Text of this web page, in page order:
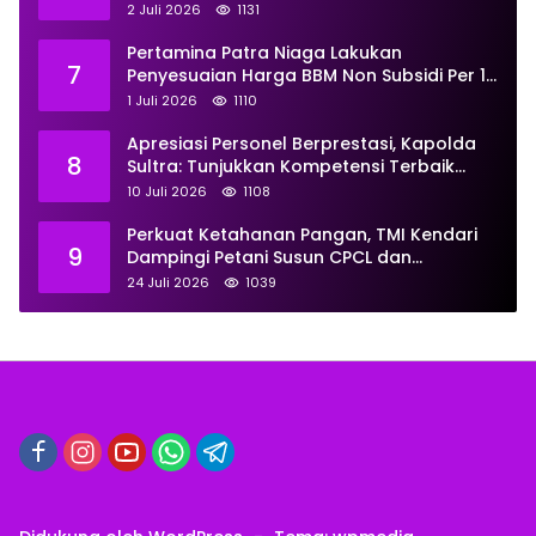
Universitas Resmi Diterima
2 Juli 2026 1131
7
Pertamina Patra Niaga Lakukan
Penyesuaian Harga BBM Non Subsidi Per 1
Juli 2026, Berikut Rinciannya
1 Juli 2026 1110
8
Apresiasi Personel Berprestasi, Kapolda
Sultra: Tunjukkan Kompetensi Terbaik
untuk Masyarakat
10 Juli 2026 1108
9
Perkuat Ketahanan Pangan, TMI Kendari
Dampingi Petani Susun CPCL dan
Persiapkan Sentra Ayam Petelur
24 Juli 2026 1039